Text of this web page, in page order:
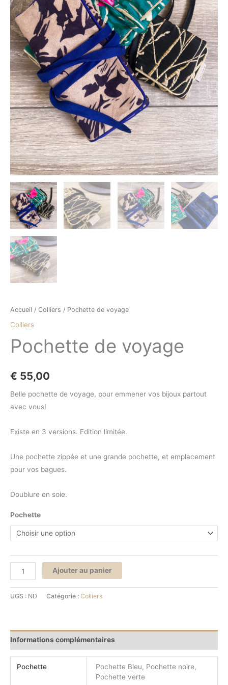
Accueil / Colliers / Pochette de voyage
Colliers
Pochette de voyage
€ 55,00
Belle pochette de voyage, pour emmener vos bijoux partout
avec vous!
Existe en 3 versions. Edition limitée.
Une pochette zippée et une grande pochette, et emplacement
pour vos bagues.
Doublure en soie.
Pochette
Ajouter au panier
UGS : ND Catégorie : Colliers
Informations complémentaires
Pochette
Pochette Bleu, Pochette noire,
Pochette verte